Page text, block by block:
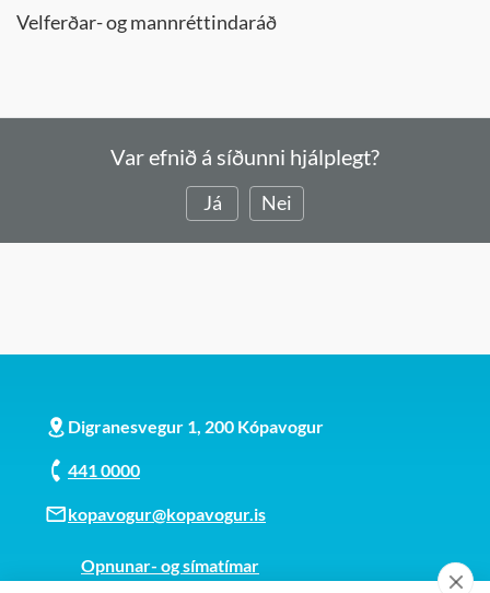
Velferðar- og mannréttindaráð
Var efnið á síðunni hjálplegt?
Já Nei
Digranesvegur 1, 200 Kópavogur
441 0000
kopavogur@kopavogur.is
Opnunar- og símatímar